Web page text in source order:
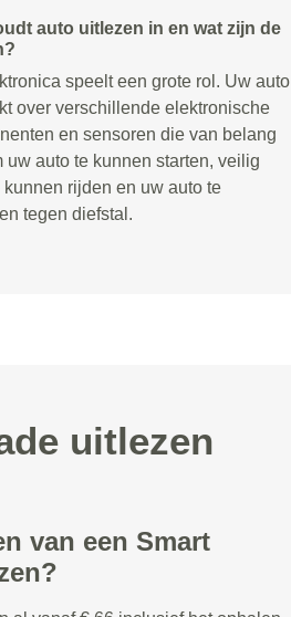
auto uitlezen in en wat zijn de
speelt een grote rol. Uw auto
over verschillende elektronische
en sensoren die van belang
uw auto te kunnen starten, veilig
kunnen rijden en uw auto te
tegen diefstal.
uitlezen
van een Smart